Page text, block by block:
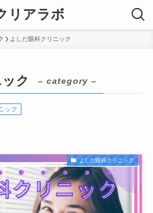
リアラボ
よしだ眼科クリニック
ク – category –
ック
よしだ眼科クリニック